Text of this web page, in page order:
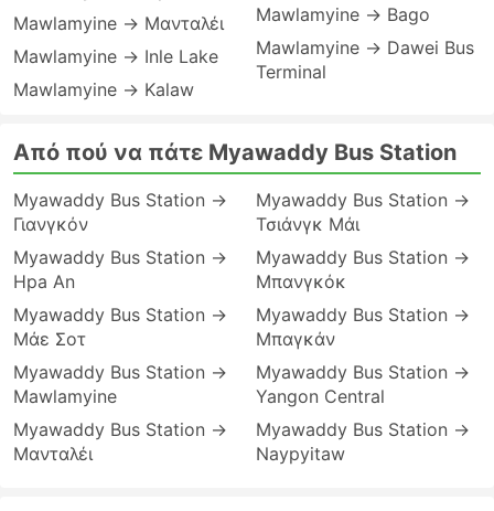
Mawlamyine → Μανταλέι
Mawlamyine → Inle Lake
Mawlamyine → Kalaw
Mawlamyine → Bago
Mawlamyine → Dawei Bus
Terminal
Από πού να πάτε Myawaddy Bus Station
Myawaddy Bus Station →
Γιανγκόν
Myawaddy Bus Station →
Hpa An
Myawaddy Bus Station →
Μάε Σοτ
Myawaddy Bus Station →
Mawlamyine
Myawaddy Bus Station →
Μανταλέι
Myawaddy Bus Station →
Τσιάνγκ Μάι
Myawaddy Bus Station →
Μπανγκόκ
Myawaddy Bus Station →
Μπαγκάν
Myawaddy Bus Station →
Yangon Central
Myawaddy Bus Station →
Naypyitaw